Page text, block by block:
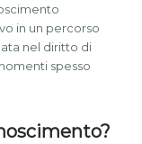
in un percorso
nel diritto di
spesso